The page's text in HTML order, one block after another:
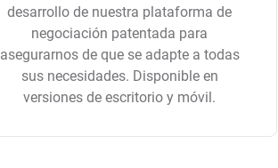
desarrollo de nuestra plataforma de
negociación patentada para
asegurarnos de que se adapte a todas
sus necesidades. Disponible en
versiones de escritorio y móvil.